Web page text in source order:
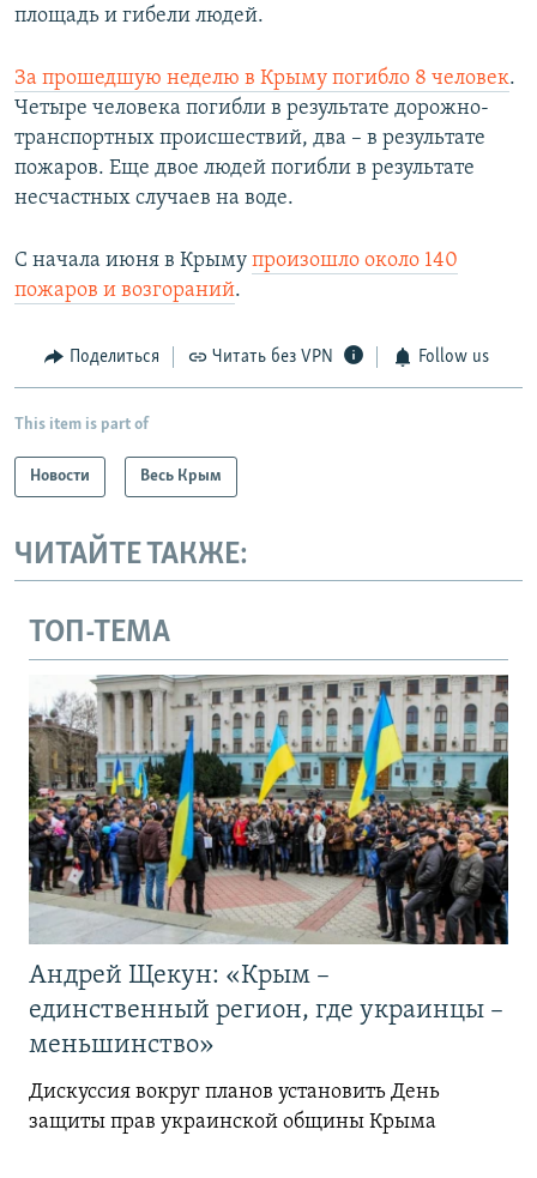
площадь и гибели людей.
За прошедшую неделю в Крыму погибло 8 человек.
Четыре человека погибли в результате дорожно-
транспортных происшествий, два – в результате
пожаров. Еще двое людей погибли в результате
несчастных случаев на воде.
С начала июня в Крыму произошло около 140
пожаров и возгораний.
Поделиться Читать без VPN Follow us
This item is part of
Новости Весь Крым
ЧИТАЙТЕ ТАКЖЕ:
ТОП-ТЕМА
Андрей Щекун: «Крым –
единственный регион, где украинцы –
меньшинство»
Дискуссия вокруг планов установить День
защиты прав украинской общины Крыма